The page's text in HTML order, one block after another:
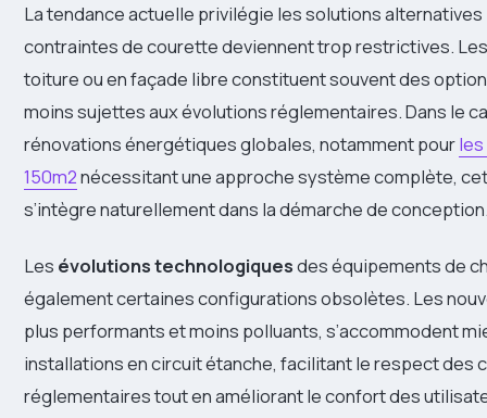
La tendance actuelle privilégie les solutions
contraintes de courette deviennent trop restrictives.
toiture ou en façade libre constituent souvent des
moins sujettes aux évolutions réglementaires. Dans le
rénovations énergétiques globales, notamment pour
150m2nécessitant une approche système complète,
s’intègre naturellement dans la démarche de
Les évolutions technologiquesdes équipements de
également certaines configurations obsolètes. Les
plus performants et moins polluants, s’accommodent
installations en circuit étanche, facilitant le respect des
réglementaires tout en améliorant le confort des